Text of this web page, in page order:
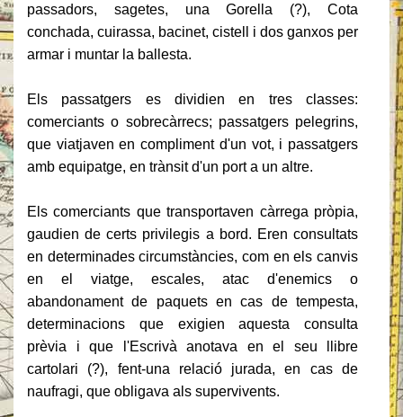
passadors, sagetes, una Gorella (?), Cota
conchada, cuirassa, bacinet, cistell i dos ganxos per
armar i muntar la ballesta.
Els passatgers es dividien en tres classes:
comerciants o sobrecàrrecs; passatgers pelegrins,
que viatjaven en compliment d'un vot, i passatgers
amb equipatge, en trànsit d'un port a un altre.
Els comerciants que transportaven càrrega pròpia,
gaudien de certs privilegis a bord. Eren consultats
en determinades circumstàncies, com en els canvis
en el viatge, escales, atac d'enemics o
abandonament de paquets en cas de tempesta,
determinacions que exigien aquesta consulta
prèvia i que l'Escrivà anotava en el seu llibre
cartolari (?), fent-una relació jurada,en cas de
naufragi, que obligava als supervivents.